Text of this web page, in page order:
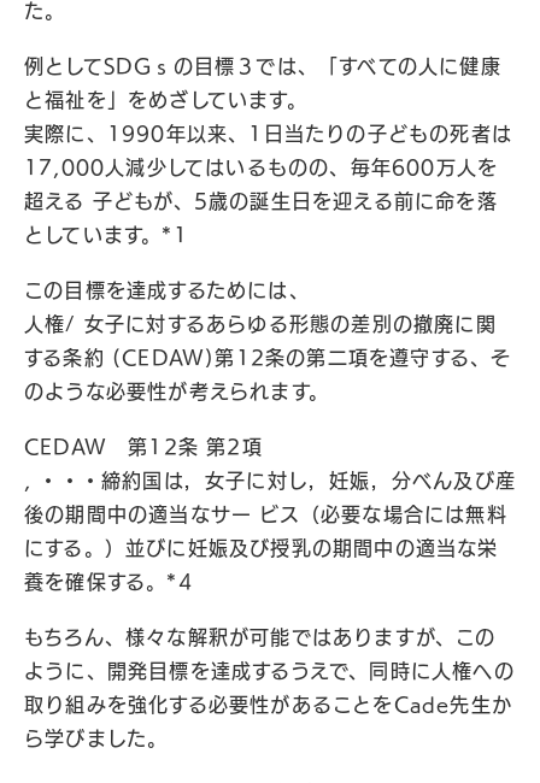
た。
例としてSDGｓの目標３では、「すべての人に健康
と福祉を」をめざしています。
実際に、1990年以来、1日当たりの子どもの死者は
17,000人減少してはいるものの、毎年600万人を
超える 子どもが、5歳の誕生日を迎える前に命を落
としています。*1
この目標を達成するためには、
人権/ 女子に対するあらゆる形態の差別の撤廃に関
する条約 (CEDAW)​第12条の第二項を遵守する、そ
のような必要性が考えられます。
CEDAW 第12条 第2項
, ・・・締約国は，女子に対し，妊娠，分べん及び産
後の期間中の適当なサー ビス（必要な場合には無料
にする。）並びに妊娠及び授乳の期間中の適当な栄
養を確保する。*4
もちろん、様々な解釈が可能ではありますが、この
ように、開発目標を達成するうえで、同時に人権への
取り組みを強化する必要性があることをCade先生か
ら学びました。